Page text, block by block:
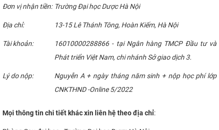
Đơn vị nhận tiền: Trường Đại học Dược Hà Nội
Địa chỉ: 13-15 Lê Thánh Tông, Hoàn Kiếm, Hà Nội
Tài khoản:
16010000288866 - tại Ngân hàng TMCP Đầu tư và
Phát triển Việt Nam, chi nhánh Sở giao dịch 3.
Lý do nộp:
Nguyễn A + ngày tháng năm sinh + nộp học phí lớp
CNKTHND -Online 5/2022
Mọi thông tin chi tiết khác xin liên hệ theo địa chỉ: